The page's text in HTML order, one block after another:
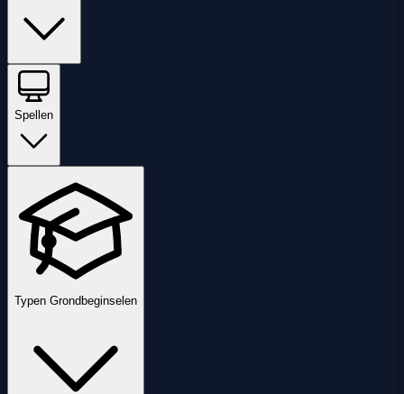
Spellen
Typen Grondbeginselen